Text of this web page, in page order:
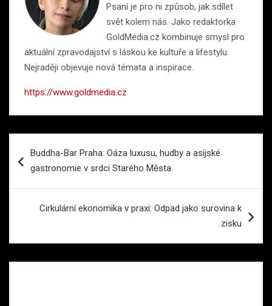
Psaní je pro ni způsob, jak sdílet
svět kolem nás. Jako redaktorka
GoldMedia.cz kombinuje smysl pro
aktuální zpravodajství s láskou ke kultuře a lifestylu.
Nejraději objevuje nová témata a inspirace.
https://www.goldmedia.cz
proBuddha-Bar Praha: Oáza luxusu, hudby a asijské
gastronomie v srdci Starého Města
Cirkulární ekonomika v praxi: Odpad jako surovina k
zisku